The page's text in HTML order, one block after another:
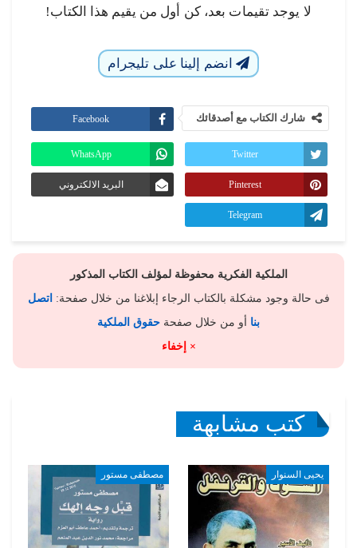
لا يوجد تقيمات بعد، كن أول من يقيم هذا الكتاب!
انضم إلينا على تليجرام
شارك الكتاب مع أصدقائك Facebook
Twitter
WhatsApp
Pinterest البريد الالكتروني
Telegram
الملكية الفكرية محفوظة لمؤلف الكتاب المذكور
فى حالة وجود مشكلة بالكتاب الرجاء إبلاغنا من خلال صفحة: اتصل
بنا أو من خلال صفحة حقوق الملكية
× إخفاء
كتب مشابهة
يحيى السنوار مصطفى مستور